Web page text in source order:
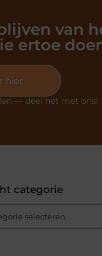
van
ertoe
hier
— deel het met ons!
categorie